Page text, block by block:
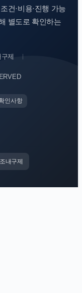
건·비용·진행 가능
별도로 확인하는
제
인사항
내구제